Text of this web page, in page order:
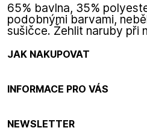
65% bavlna, 35%
podobnými barvami,
sušičce. Žehlit naruby při
JAK NAKUPOVAT
INFORMACE PRO VÁS
NEWSLETTER